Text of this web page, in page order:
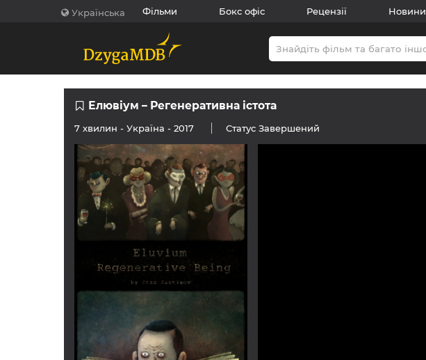
Українська Фільми Бокс офіс Рецензії Новини
Елювіум – Регенеративна істота
7 хвилин - Україна - 2017 Статус Завершений